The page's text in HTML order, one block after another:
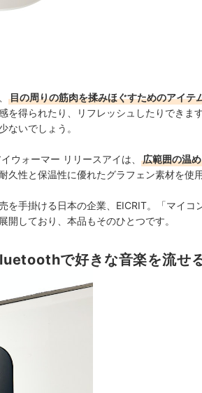
目の周りの筋肉を揉みほぐすためのアイテ
を得られたり、リフレッシュしたりできます
ないでしょう。
ウォーマー リリースアイは、 広範囲の温
久性と保温性に優れたグラフェン素材を使
を手掛ける日本の企業、EICRIT。「マイコ
開しており、本品もそのひとつです。
で好きな音楽を流せ